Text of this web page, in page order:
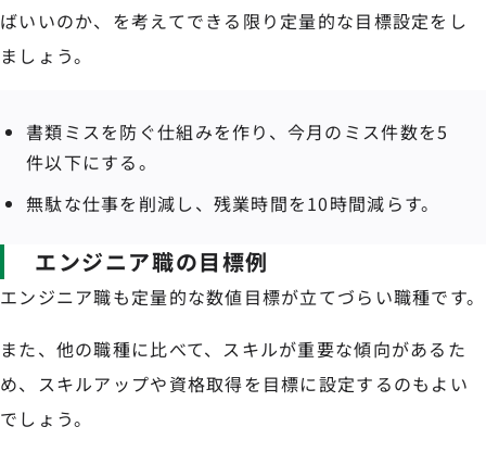
ばいいのか、を考えてできる限り定量的な目標設定をし
ましょう。
書類ミスを防ぐ仕組みを作り、今月のミス件数を5
件以下にする。
無駄な仕事を削減し、残業時間を10時間減らす。
エンジニア職の目標例
エンジニア職も定量的な数値目標が立てづらい職種です。
また、他の職種に比べて、スキルが重要な傾向があるた
め、スキルアップや資格取得を目標に設定するのもよい
でしょう。